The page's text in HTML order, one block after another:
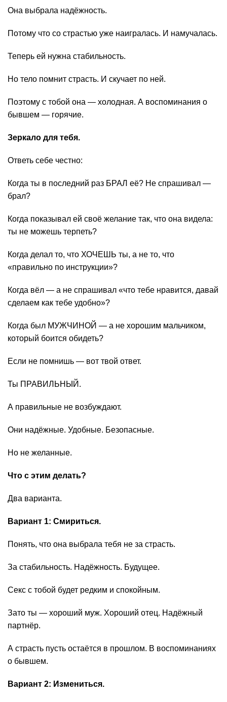
Она выбрала надёжность.
Потому что со страстью уже наигралась. И намучалась.
Теперь ей нужна стабильность.
Но тело помнит страсть. И скучает по ней.
Поэтому с тобой она — холодная. А воспоминания о
бывшем — горячие.
Зеркало для тебя.
Ответь себе честно:
Когда ты в последний раз БРАЛ её? Не спрашивал —
брал?
Когда показывал ей своё желание так, что она видела:
ты не можешь терпеть?
Когда делал то, что ХОЧЕШЬ ты, а не то, что
«правильно по инструкции»?
Когда вёл — а не спрашивал «что тебе нравится, давай
сделаем как тебе удобно»?
Когда был МУЖЧИНОЙ — а не хорошим мальчиком,
который боится обидеть?
Если не помнишь — вот твой ответ.
Ты ПРАВИЛЬНЫЙ.
А правильные не возбуждают.
Они надёжные. Удобные. Безопасные.
Но не желанные.
Что с этим делать?
Два варианта.
Вариант 1: Смириться.
Понять, что она выбрала тебя не за страсть.
За стабильность. Надёжность. Будущее.
Секс с тобой будет редким и спокойным.
Зато ты — хороший муж. Хороший отец. Надёжный
партнёр.
А страсть пусть остаётся в прошлом. В воспоминаниях
о бывшем.
Вариант 2: Измениться.